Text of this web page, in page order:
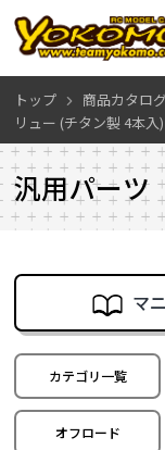
トップ 商品カタログ
リュー (チタン製 4本入)
汎用パーツ
マ
カテゴリ一覧
オフロード